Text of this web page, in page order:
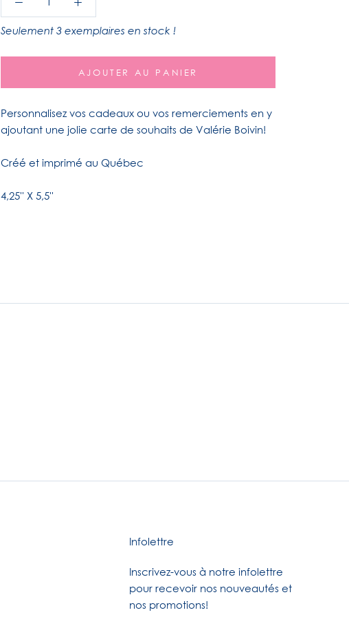
Seulement 3 exemplaires en stock !
AJOUTER AU PANIER
Personnalisez vos cadeaux ou vos remerciements en y
ajoutant une jolie carte de souhaits de Valérie Boivin!
Créé et imprimé au Québec
4,25'' X 5,5''
Infolettre
Inscrivez-vous à notre infolettre
pour recevoir nos nouveautés et
nos promotions!